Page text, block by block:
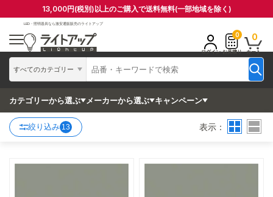
13,000円(税別)以上のご購入で送料無料(一部地域を除く)
LED・照明器具なら激安通販販売のライトアップ
すべてのカテゴリー
ログイン
0
お見積り
0
カート
カテゴリーから選ぶ メーカーから選ぶ キャンペーン
絞り込み 13 表示：